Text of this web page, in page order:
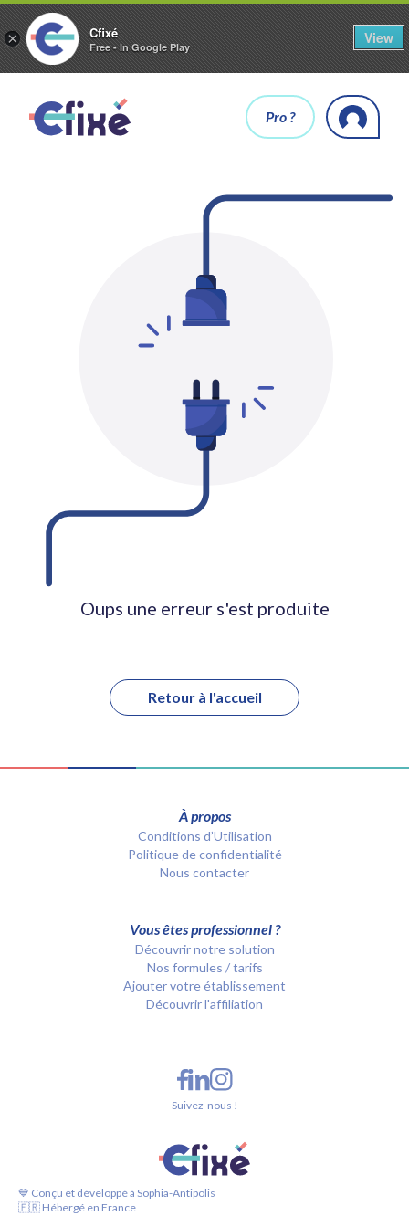
× Cfixé
Free - In Google Play
View
Pro ?
Oups une erreur s'est produite
Retour à l'accueil
À propos
Conditions d’Utilisation
Politique de confidentialité
Nous contacter
Vous êtes professionnel ?
Découvrir notre solution
Nos formules / tarifs
Ajouter votre établissement
Découvrir l'affiliation
💙 Conçu et développé à Sophia-Antipolis
🇫🇷 Hébergé en France
Suivez-nous !